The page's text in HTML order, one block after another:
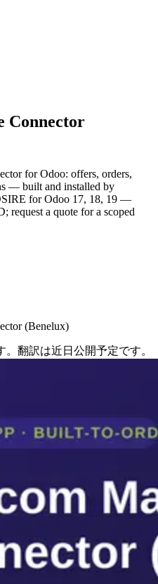
Connector
for Odoo: offers, orders,
— built and installed by
for Odoo 17, 18, 19 —
request a quote for a scoped
(Benelux)
翻訳は近日公開予定です。